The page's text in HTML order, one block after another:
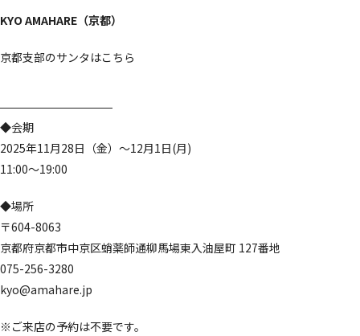
KYO AMAHARE（京都）
京都支部のサンタはこちら
◆会期
2025年11月28日（金）～12月1日(月)
11:00～19:00
◆場所
〒604-8063
京都府京都市中京区蛸薬師通柳馬場東入油屋町 127番地
075-256-3280
kyo@amahare.jp
※ご来店の予約は不要です。